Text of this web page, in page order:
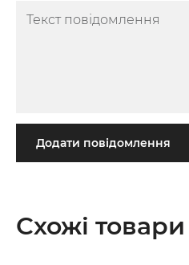
Додати повідомлення
Схожі товари